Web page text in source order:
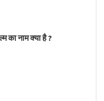
का नाम क्या है ?